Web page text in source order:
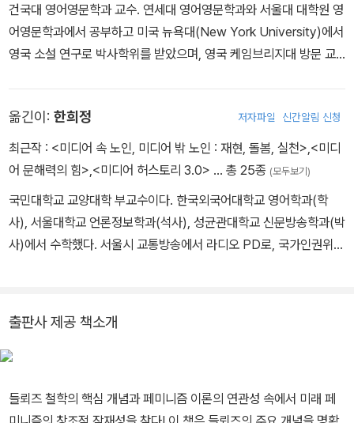
서 들뢰즈와 가타리》(Deleuze and Guattari in the Anthropoce
ne, 2016), 《들뢰즈와 비/인간》(Deleuze and the Non/Human,
공저, 2015) 등의 저서가 있다.
건국대 영어영문학과 교수. 연세대 영어영문학과와 서울대 대학원 영
어영문학과에서 공부하고 미국 뉴욕대(New York University)에서
영국 소설 연구로 박사학위를 받았으며, 영국 케임브리지대 방문 교
의 방』(문학동네), 『영미 소설 속 장르』(신아사), Robinson Cruso
e in Asia(Palgrave)에 공저자로 참여했다. 스피노자, 들뢰즈, 불교
의 친연성에 관심이 많으며, 현재 영어권 문학과 스피노자-들뢰즈 미
옮긴이: 한희정 저자파일 신간알림 신청
최근작 : <미디어 속 노인, 미디어 밖 노인 : 재현, 돌봄, 실천> <미디
어 문해력의 힘> <미디어 허스토리 3.0> … 총 25종 (모두보기)
국민대학교 교양대학 부교수이다. 한국외국어대학교 영어학과(학
사), 서울대학교 언론정보학과(석사), 성균관대학교 신문방송학과(박
사)에서 수학했다. 서울시 교통방송에서 라디오 PD로, 국가인권위원
사 분석: 헤테로토피아와 헤테로크로니아 개념을 중심으로"(2025)
등이 있다. 미디어와 젠더, 소수자 재현문제가 주요 연구 주제이다.
출판사 제공 책소개
들뢰즈 철학의 핵심 개념과 페미니즘 이론의 연관성 속에서 미래 페